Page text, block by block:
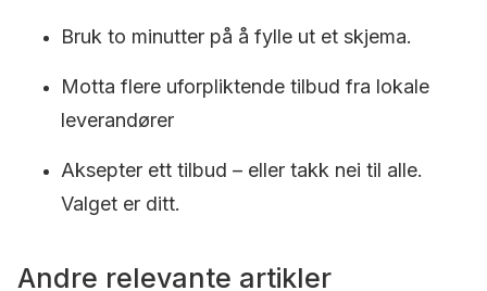
Bruk to minutter på å fylle ut et skjema.
Motta flere uforpliktende tilbud fra lokale
leverandører
Aksepter ett tilbud – eller takk nei til alle.
Valget er ditt.
Andre relevante artikler